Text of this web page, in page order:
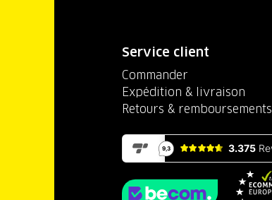
Service client
Commander
Expédition & livraison
Retours & remboursements